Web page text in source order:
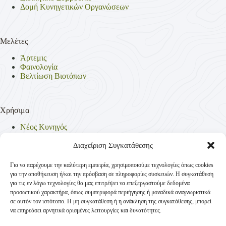
Διαχείριση Συγκατάθεσης
Για να παρέχουμε την καλύτερη εμπειρία, χρησιμοποιούμε τεχνολογίες όπως cookies
για την αποθήκευση ή/και την πρόσβαση σε πληροφορίες συσκευών. Η συγκατάθεση
για τις εν λόγω τεχνολογίες θα μας επιτρέψει να επεξεργαστούμε δεδομένα
προσωπικού χαρακτήρα, όπως συμπεριφορά περιήγησης ή μοναδικά αναγνωριστικά
σε αυτόν τον ιστότοπο. Η μη συγκατάθεση ή η ανάκληση της συγκατάθεσης, μπορεί
να επηρεάσει αρνητικά ορισμένες λειτουργίες και δυνατότητες.
Δομή Κυνηγετικών Οργανώσεων
Μελέτες
Άρτεμις
Φαινολογία
Βελτίωση Βιοτόπων
Χρήσιμα
Νέος Κυνηγός
Νομοθεσία
Πολιτική Απορρήτου
Πολιτική Cookies (ΕΕ)
Επικοινωνία